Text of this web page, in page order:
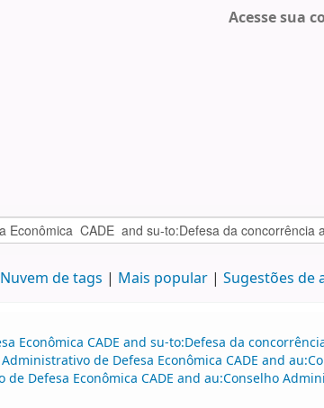
Acesse sua
Nuvem de tags Mais popular Sugestões de
Econômica CADE and su-to:Defesa da
de Defesa Econômica CADE and
Defesa Econômica CADE and au:Conselho